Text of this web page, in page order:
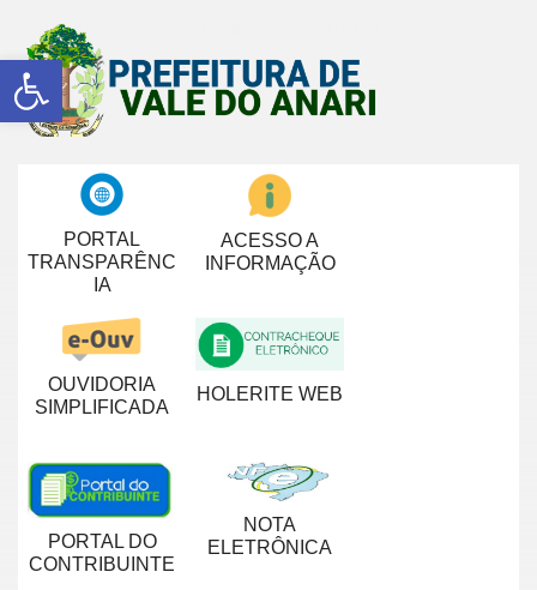
Abrir a barra de ferramentas
PORTAL
TRANSPARÊNC
IA
ACESSO A
INFORMAÇÃO
OUVIDORIA
SIMPLIFICADA
HOLERITE WEB
PORTAL DO
CONTRIBUINTE
NOTA
ELETRÔNICA